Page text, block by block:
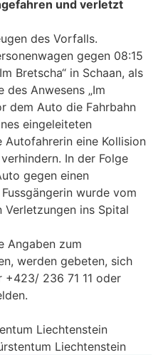
und verletzt
des Vorfalls.
gegen 08:15
Bretscha“ in Schaan, als
des Anwesens „Im
dem Auto die Fahrbahn
eingeleiteten
Autofahrerin eine Kollision
In der Folge
gegen einen
wurde vom
ins Spital
Angaben zum
werden gebeten, sich
+423/ 236 71 11 oder
Liechtenstein
Liechtenstein